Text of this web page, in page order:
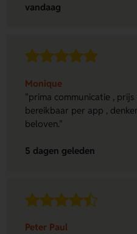
vandaag
Monique
"prima communicatie ,
bereikbaar per app ,
beloven."
5 dagen geleden
Peter Paul